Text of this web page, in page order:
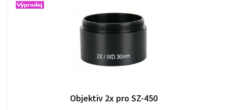
Objektiv 2x pro SZ-450